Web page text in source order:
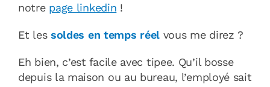
notre page linkedin !
Et lessoldes en temps réelvous me direz ?
Eh bien, c’est facile avec tipee. Qu’il bosse
depuis la maison ou au bureau, l’employé sait